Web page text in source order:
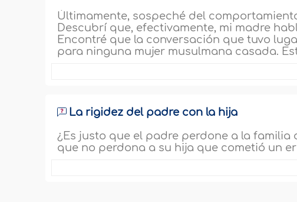
Últimamente, sospeché del
Descubrí que, efectivamente, mi madre
Encontré que la conversación que tuvo
para ninguna mujer musulmana casada.
La rigidez del padre con la hija
¿Es justo que el padre perdone a la
que no perdona a su hija que cometió un